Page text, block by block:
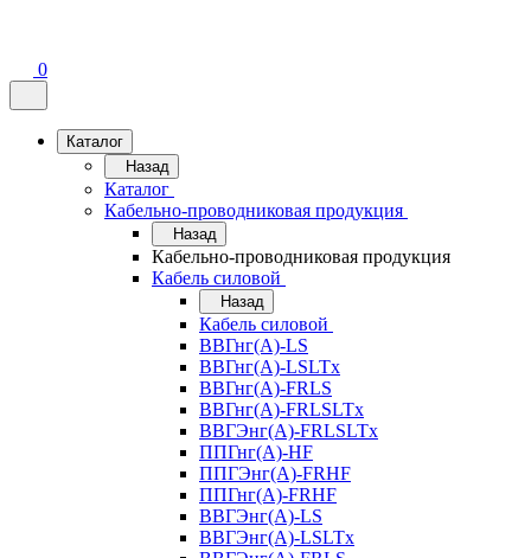
0
Каталог
Назад
Каталог
Кабельно-проводниковая продукция
Назад
Кабельно-проводниковая продукция
Кабель силовой
Назад
Кабель силовой
ВВГнг(А)-LS
ВВГнг(А)-LSLTx
ВВГнг(А)-FRLS
ВВГнг(А)-FRLSLTx
ВВГЭнг(А)-FRLSLTx
ППГнг(А)-HF
ППГЭнг(А)-FRHF
ППГнг(А)-FRHF
ВВГЭнг(А)-LS
ВВГЭнг(А)-LSLTx